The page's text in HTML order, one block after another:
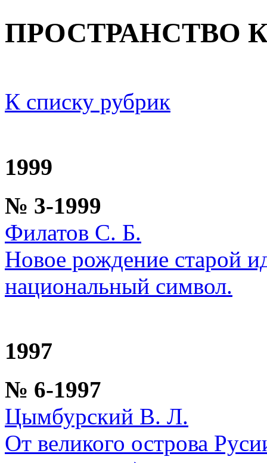
ПРОСТРАНСТВО
К списку рубрик
1999
№ 3-1999
Филатов С. Б.
Новое рождение старой
национальный символ.
1997
№ 6-1997
Цымбурский В. Л.
От великого острова